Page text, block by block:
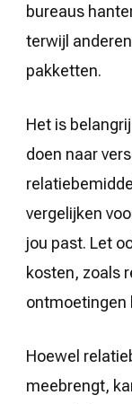
bureaus
terwijl
pakketten.
Het is
doen naar
vergelijken
jou past. Let
kosten, zoals
ontmoetingen
Hoewel
meebrengt,